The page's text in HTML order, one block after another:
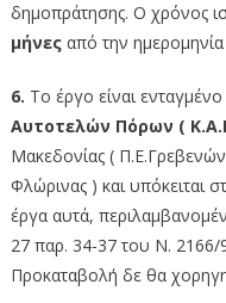
δημοπράτησης. Ο χρόνος
μήνεςαπό την
6. Το έργο είναι
Αυτοτελών Πόρων (
Μακεδονίας (
Φλώρινας ) και υπόκειται
έργα αυτά,
27 παρ. 34-37 του Ν. 2166/
Προκαταβολή δε θα